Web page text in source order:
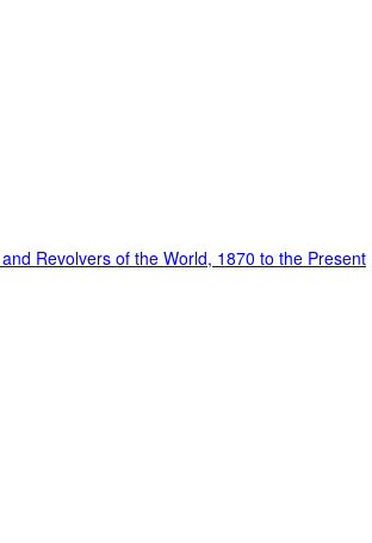
Revolvers of the World, 1870 to the Present